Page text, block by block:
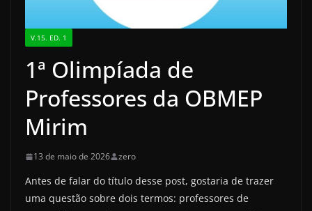
V.15. ED. 1
1ª Olimpíada de
Professores da OBMEP
Mirim
13 de maio de 2026 zero
Antes de falar do título desse post, gostaria de trazer
uma questão sobre dois termos: professores de